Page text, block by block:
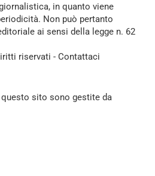
in quanto viene
Non può pertanto
ai sensi della legge n. 62
riservati - Contattaci
sito sono gestite da